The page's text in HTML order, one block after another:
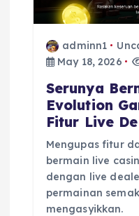
adminn1
May 18, 2026
Serunya
Evolution
Fitur Live
Mengupas fitur
bermain live
dengan live
permainan
mengasyikkan.